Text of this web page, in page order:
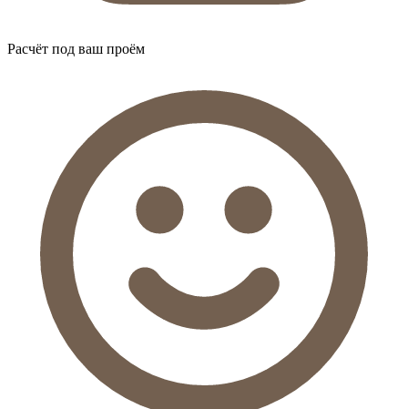
Расчёт под ваш проём